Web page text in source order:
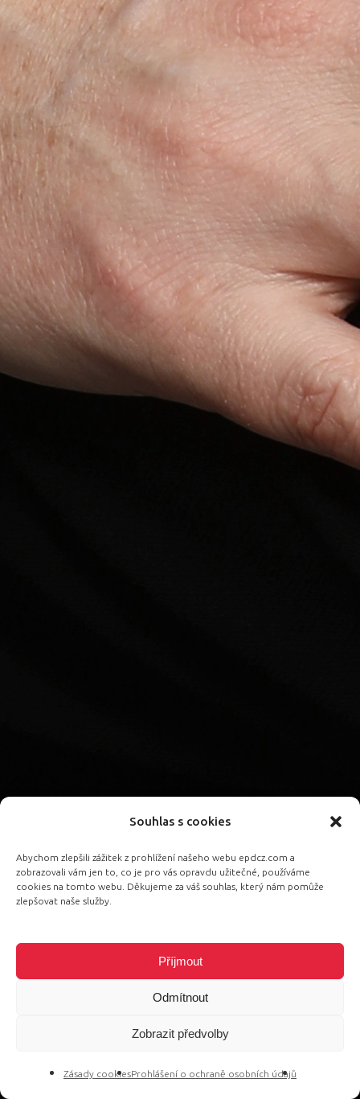
Souhlas s cookies
Abychom zlepšili zážitek z prohlížení našeho webu epdcz.com a
zobrazovali vám jen to, co je pro vás opravdu užitečné, používáme
cookies na tomto webu. Děkujeme za váš souhlas, který nám pomůže
zlepšovat naše služby.
Příjmout
Odmítnout
Zobrazit předvolby
Zásady cookiesProhlášení o ochraně osobních údajů